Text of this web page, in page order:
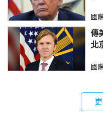
國
傳
北
國